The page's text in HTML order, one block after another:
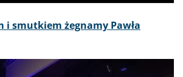
i smutkiem żegnamy Pawła